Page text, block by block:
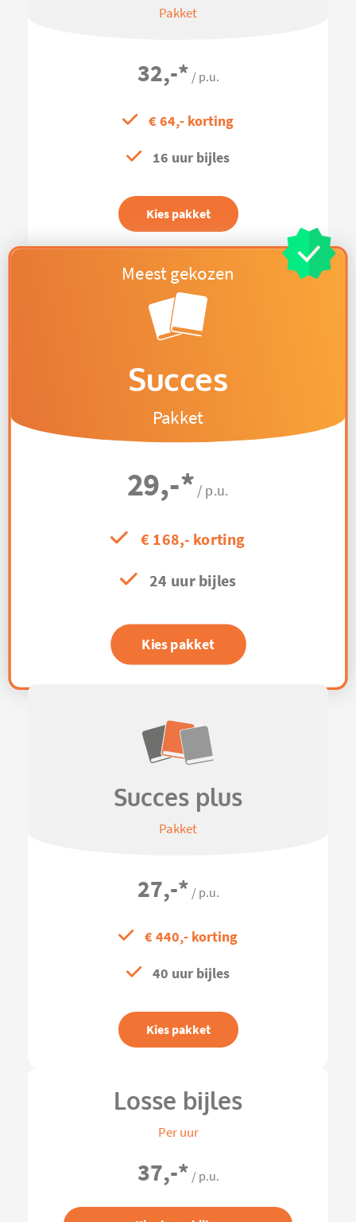
Pakket
32,-* / p.u.
€ 64,- korting
16 uur bijles
Kies pakket
Succes
Pakket
29,-* / p.u.
€ 168,- korting
24 uur bijles
Kies pakket
Succes plus
Pakket
27,-* / p.u.
€ 440,- korting
40 uur bijles
Kies pakket
Losse bijles
Per uur
37,-* / p.u.